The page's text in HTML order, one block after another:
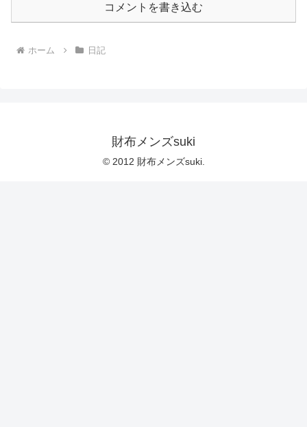
コメントを書き込む
ホーム 日記
財布メンズsuki
© 2012 財布メンズsuki.